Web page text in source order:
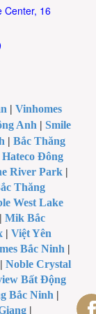
Center, 16
|Vinhomes
Anh |Smile
|Bắc Thăng
Hateco Đông
River Park |
Thăng
West Lake
|Mik Bắc
|Việt Yên
Bắc Ninh |
| Noble Crystal
Bất Động
Bắc Ninh |
|